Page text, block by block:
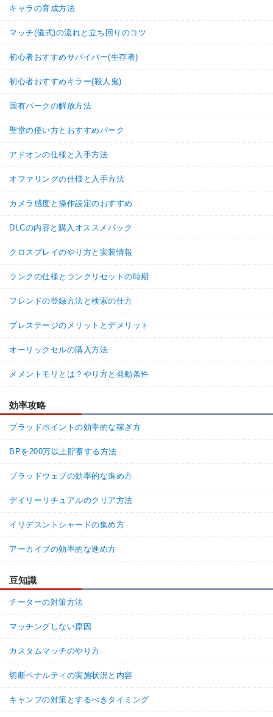
キャラの育成方法
マッチ(儀式)の流れと立ち回りのコツ
初心者おすすめサバイバー(生存者)
初心者おすすめキラー(殺人鬼)
固有パークの解放方法
聖堂の使い方とおすすめパーク
アドオンの仕様と入手方法
オファリングの仕様と入手方法
カメラ感度と操作設定のおすすめ
DLCの内容と購入オススメパック
クロスプレイのやり方と実装情報
ランクの仕様とランクリセットの時期
フレンドの登録方法と検索の仕方
プレステージのメリットとデメリット
オーリックセルの購入方法
メメントモリとは？やり方と発動条件
効率攻略
ブラッドポイントの効率的な稼ぎ方
BPを200万以上貯蓄する方法
ブラッドウェブの効率的な進め方
デイリーリチュアルのクリア方法
イリデスントシャードの集め方
アーカイブの効率的な進め方
豆知識
チーターの対策方法
マッチングしない原因
カスタムマッチのやり方
切断ペナルティの実施状況と内容
キャンプの対策とするべきタイミング